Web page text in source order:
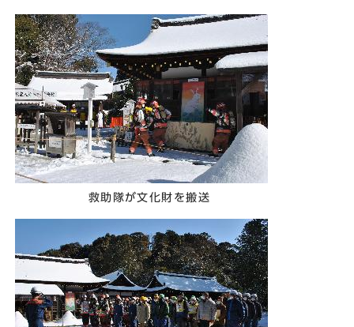
救助隊が文化財を搬送